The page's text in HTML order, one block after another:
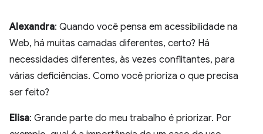
Alexandra: Quando você pensa em acessibilidade na
Web, há muitas camadas diferentes, certo? Há
necessidades diferentes, às vezes conflitantes, para
várias deficiências. Como você prioriza o que precisa
ser feito?
Elisa: Grande parte do meu trabalho é priorizar. Por